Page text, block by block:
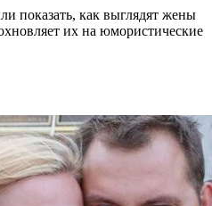
показать, как выглядят жены
их на юмористические